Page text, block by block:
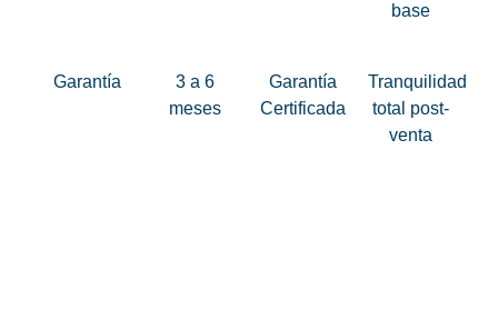
base
Garantía
3 a 6
meses
Garantía
Certificada
Tranquilidad
total post-
venta